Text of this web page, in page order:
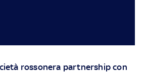
rossonera partnership con